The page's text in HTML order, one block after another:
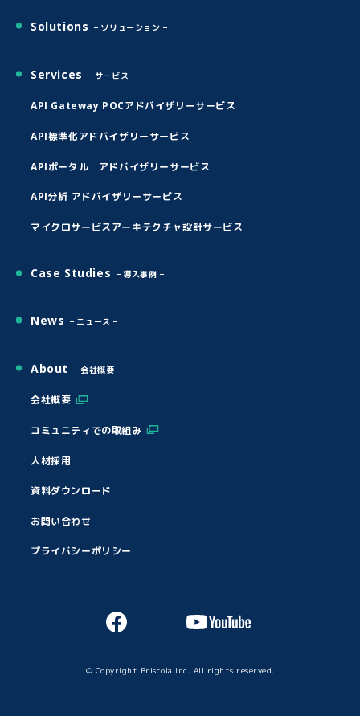
Solutions ソリューション
Services サービス
API Gateway POCアドバイザリーサービス
API標準化アドバイザリーサービス
APIポータル アドバイザリーサービス
API分析 アドバイザリーサービス
マイクロサービスアーキテクチャ設計サービス
Case Studies 導入事例
News ニュース
About 会社概要
会社概要
コミュニティでの取組み
人材採用
資料ダウンロード
お問い合わせ
プライバシーポリシー
© Copyright Briscola Inc. All rights reserved.